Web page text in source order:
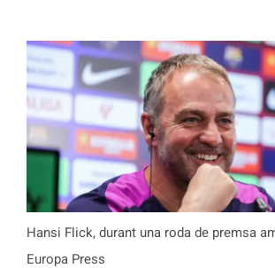
Hansi Flick, durant una roda de premsa
Europa Press